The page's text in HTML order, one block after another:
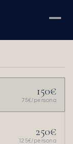
150€
75€/persona
250€
125€/persona